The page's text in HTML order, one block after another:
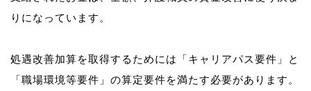
りになっています。
処遇改善加算を取得するためには「キャリアパス要件」と
「職場環境等要件」の算定要件を満たす必要があります。